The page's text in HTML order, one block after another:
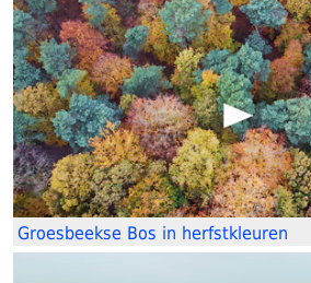
Groesbeekse Bos in herfstkleuren